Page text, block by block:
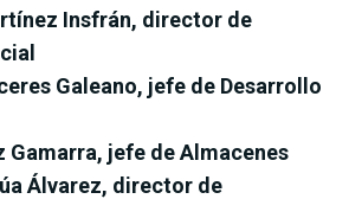
Insfrán, director de
Galeano, jefe de Desarrollo
Gamarra, jefe de Almacenes
Álvarez, director de